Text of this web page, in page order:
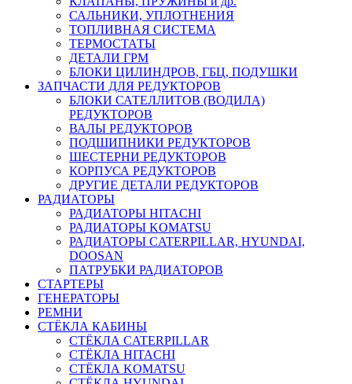
САЛЬНИКИ, УПЛОТНЕНИЯ
ТОПЛИВНАЯ СИСТЕМА
ТЕРМОСТАТЫ
ДЕТАЛИ ГРМ
БЛОКИ ЦИЛИНДРОВ, ГБЦ, ПОДУШКИ
ЗАПЧАСТИ ДЛЯ РЕДУКТОРОВ
БЛОКИ САТЕЛЛИТОВ (ВОДИЛА)
РЕДУКТОРОВ
ВАЛЫ РЕДУКТОРОВ
ПОДШИПНИКИ РЕДУКТОРОВ
ШЕСТЕРНИ РЕДУКТОРОВ
КОРПУСА РЕДУКТОРОВ
ДРУГИЕ ДЕТАЛИ РЕДУКТОРОВ
РАДИАТОРЫ
РАДИАТОРЫ HITACHI
РАДИАТОРЫ KOMATSU
РАДИАТОРЫ CATERPILLAR, HYUNDAI,
DOOSAN
ПАТРУБКИ РАДИАТОРОВ
СТАРТЕРЫ
ГЕНЕРАТОРЫ
РЕМНИ
СТЁКЛА КАБИНЫ
СТЁКЛА CATERPILLAR
СТЁКЛА HITACHI
СТЁКЛА KOMATSU